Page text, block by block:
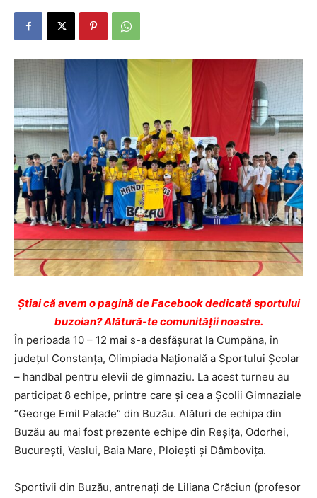
Ştiai că avem o pagină de Facebook dedicată sportului
buzoian? Alătură-te comunității noastre.
În perioada 10 – 12 mai s-a desfășurat la Cumpăna, în
județul Constanța, Olimpiada Națională a Sportului Școlar
– handbal pentru elevii de gimnaziu. La acest turneu au
participat 8 echipe, printre care și cea a Școlii Gimnaziale
”George Emil Palade” din Buzău. Alături de echipa din
Buzău au mai fost prezente echipe din Reșița, Odorhei,
București, Vaslui, Baia Mare, Ploiești și Dâmbovița.
Sportivii din Buzău, antrenați de Liliana Crăciun (profesor